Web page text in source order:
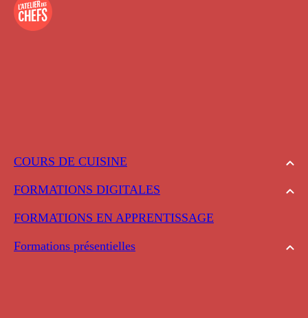
COURS DE CUISINE
FORMATIONS DIGITALES
FORMATIONS EN APPRENTISSAGE
Formations présentielles